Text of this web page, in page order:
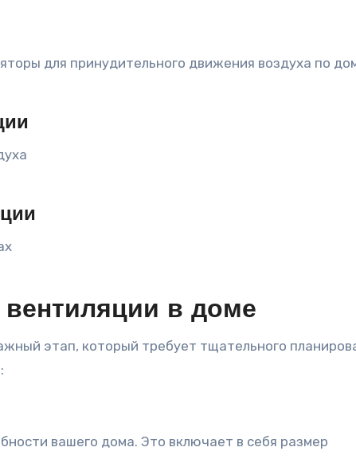
для принудительного движения воздуха по
в доме
этап, который требует тщательного
вашего дома. Это включает в себя размер